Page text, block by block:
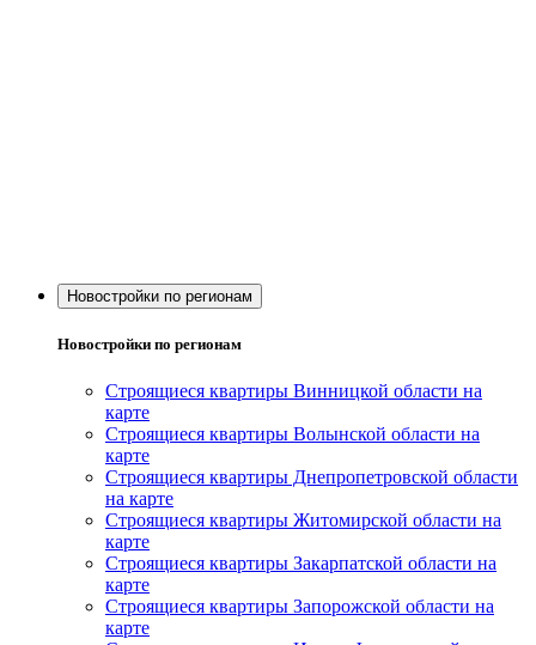
Новостройки по регионам
Новостройки по регионам
Строящиеся квартиры Винницкой области на
карте
Строящиеся квартиры Волынской области на
карте
Строящиеся квартиры Днепропетровской области
на карте
Строящиеся квартиры Житомирской области на
карте
Строящиеся квартиры Закарпатской области на
карте
Строящиеся квартиры Запорожской области на
карте